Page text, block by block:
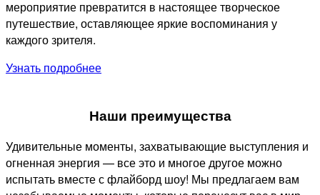
мероприятие превратится в настоящее творческое
путешествие, оставляющее яркие воспоминания у
каждого зрителя.
Узнать подробнее
Наши преимущества
Удивительные моменты, захватывающие выступления и
огненная энергия — все это и многое другое можно
испытать вместе с флайборд шоу! Мы предлагаем вам